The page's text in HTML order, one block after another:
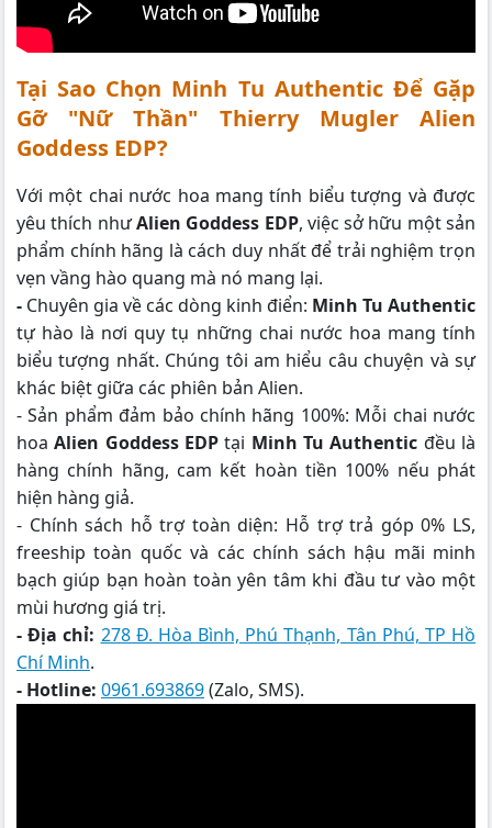
Tại Sao Chọn Minh Tu Authentic Để Gặp
Gỡ "Nữ Thần" Thierry Mugler Alien
Goddess EDP?
Với một chai nước hoa mang tính biểu tượng và được
yêu thích nhưAlien Goddess EDP, việc sở hữu một sản
phẩm chính hãng là cách duy nhất để trải nghiệm trọn
vẹn vầng hào quang mà nó mang lại.
- Chuyên gia về các dòng kinh điển: Minh Tu Authentic
tự hào là nơi quy tụ những chai nước hoa mang tính
biểu tượng nhất. Chúng tôi am hiểu câu chuyện và sự
khác biệt giữa các phiên bản Alien.
- Sản phẩm đảm bảo chính hãng 100%: Mỗi chai nước
hoaAlien Goddess EDP tại Minh Tu Authentic đều là
hàng chính hãng, cam kết hoàn tiền 100% nếu phát
hiện hàng giả.
- Chính sách hỗ trợ toàn diện: Hỗ trợ trả góp 0% LS,
freeship toàn quốc và các chính sách hậu mãi minh
bạch giúp bạn hoàn toàn yên tâm khi đầu tư vào một
mùi hương giá trị.
- Địa chỉ: 278 Đ. Hòa Bình, Phú Thạnh, Tân Phú, TP Hồ
Chí Minh.
- Hotline: 0961.693869(Zalo, SMS).